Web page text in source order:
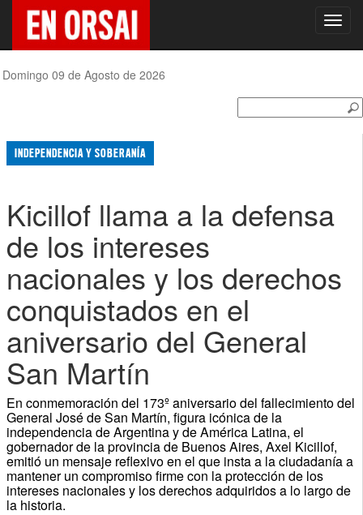
Domingo 09 de Agosto de 2026
INDEPENDENCIA Y SOBERANÍA
Kicillof llama a la defensa
de los intereses
nacionales y los derechos
conquistados en el
aniversario del General
San Martín
En conmemoración del 173º aniversario del fallecimiento del
General José de San Martín, figura icónica de la
independencia de Argentina y de América Latina, el
gobernador de la provincia de Buenos Aires, Axel Kicillof,
emitió un mensaje reflexivo en el que insta a la ciudadanía a
mantener un compromiso firme con la protección de los
intereses nacionales y los derechos adquiridos a lo largo de
la historia.